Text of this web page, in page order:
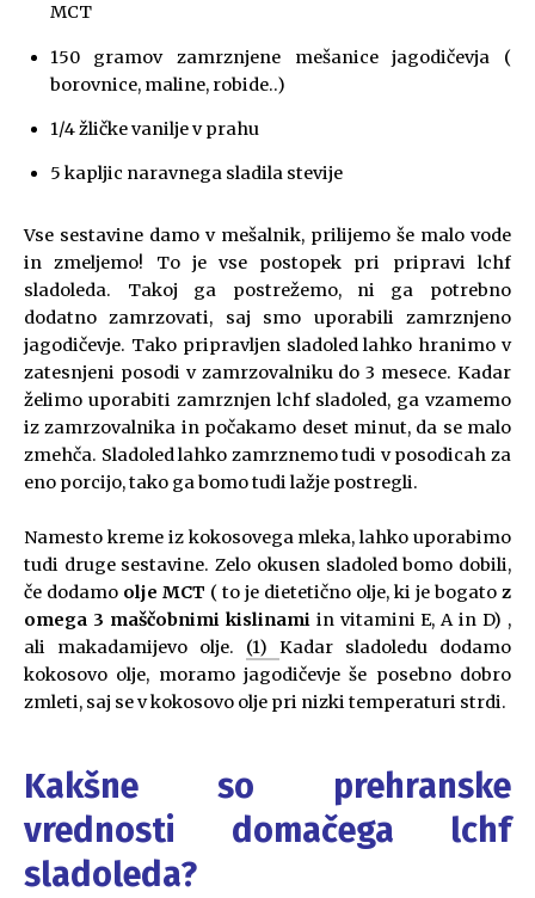
MCT
150 gramov zamrznjene mešanice jagodičevja (
borovnice, maline, robide..)
1/4 žličke vanilje v prahu
5 kapljic naravnega sladila stevije
Vse sestavine damo v mešalnik, prilijemo še malo vode
in zmeljemo! To je vse postopek pri pripravi lchf
sladoleda. Takoj ga postrežemo, ni ga potrebno
dodatno zamrzovati, saj smo uporabili zamrznjeno
jagodičevje. Tako pripravljen sladoled lahko hranimo v
zatesnjeni posodi v zamrzovalniku do 3 mesece. Kadar
želimo uporabiti zamrznjen lchf sladoled, ga vzamemo
iz zamrzovalnika in počakamo deset minut, da se malo
zmehča. Sladoled lahko zamrznemo tudi v posodicah za
eno porcijo, tako ga bomo tudi lažje postregli.
Namesto kreme iz kokosovega mleka, lahko uporabimo
tudi druge sestavine. Zelo okusen sladoled bomo dobili,
če dodamo olje MCT ( to je dietetično olje, ki je bogato z
omega 3 maščobnimi kislinamiin vitamini E, A in D) ,
ali makadamijevo olje. (1) Kadar sladoledu dodamo
kokosovo olje, moramo jagodičevje še posebno dobro
zmleti, saj se v kokosovo olje pri nizki temperaturi strdi.
Kakšne so prehranske
vrednosti domačega lchf
sladoleda?